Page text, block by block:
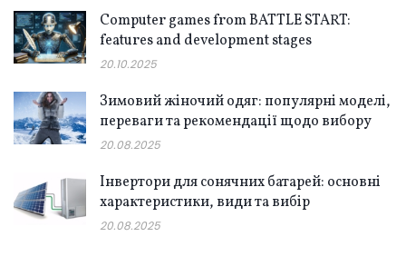
Computer games from BATTLE START:
features and development stages
20.10.2025
Зимовий жіночий одяг: популярні моделі,
переваги та рекомендації щодо вибору
20.08.2025
Інвертори для сонячних батарей: основні
характеристики, види та вибір
20.08.2025